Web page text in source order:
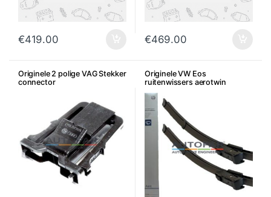
€419.00 €469.00
Originele 2 polige VAG Stekker
connector
Originele VW Eos
ruitenwissers aerotwin